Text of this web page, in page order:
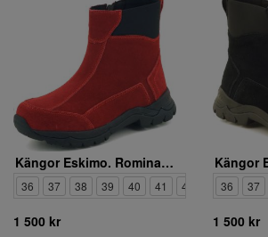
Kängor Eskimo. Romina dubbar 3220913 5
36 37 38 39 40 41 42
1 500 kr
36 37
1 500 kr